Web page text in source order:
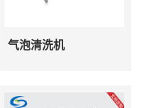
气泡清洗机